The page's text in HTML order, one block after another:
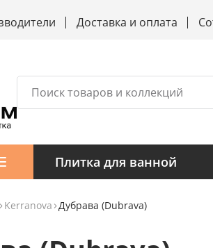
Доставка и оплата
Плитка для ванной
Kerranova Дубрава (Dubrava)